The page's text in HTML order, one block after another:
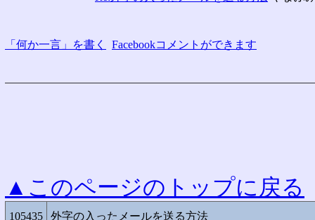
「何か一言」を書く Facebookコメントができます
▲このページのトップに戻る
105435 外字の入ったメールを送る方法